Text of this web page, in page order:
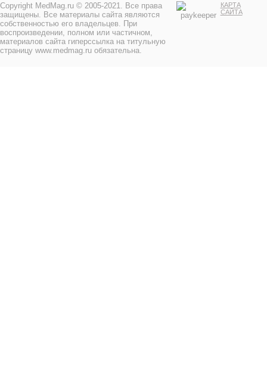
Copyright MedMag.ru © 2005-2021. Все права
защищены. Все материалы сайта являются
собственностью его владельцев. При
воспроизведении, полном или частичном,
материалов сайта гиперссылка на титульную
страницу www.medmag.ru обязательна.
КАРТА
САЙТА